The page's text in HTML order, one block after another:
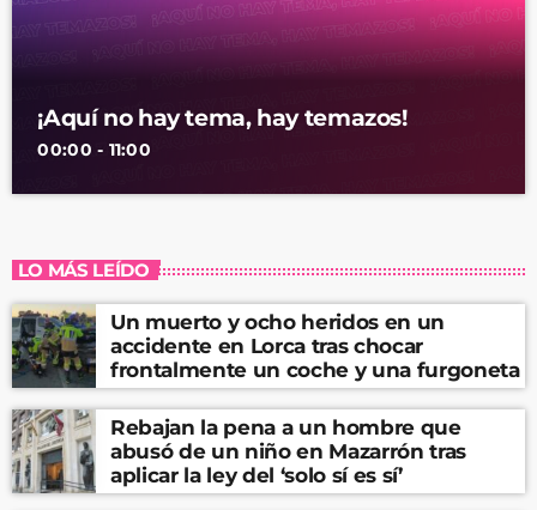
¡Aquí no hay tema, hay temazos!
00:00 - 11:00
LO MÁS LEÍDO
Un muerto y ocho heridos en un
accidente en Lorca tras chocar
frontalmente un coche y una furgoneta
Rebajan la pena a un hombre que
abusó de un niño en Mazarrón tras
aplicar la ley del ‘solo sí es sí’